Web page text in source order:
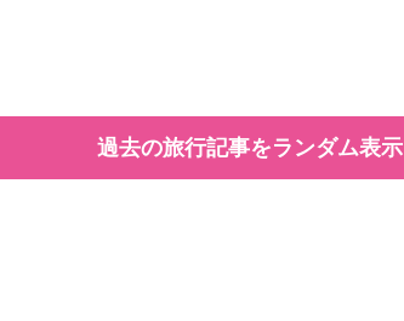
過去の旅行記事をランダム表示